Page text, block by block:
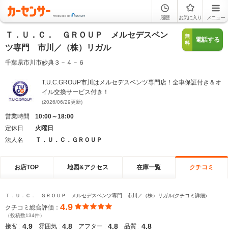
履歴 お気に入り メニュー
Ｔ．Ｕ．Ｃ． ＧＲＯＵＰ メルセデスベン
ツ専門 市川／（株）リガル
千葉県市川市妙典３－４－６
無
料
電話する
T.U.C.GROUP市川はメルセデスベンツ専門店！全車保証付き＆オ
イル交換サービス付き！
(2026/06/29更新)
営業時間
10:00～18:00
定休日
火曜日
法人名
Ｔ．Ｕ．Ｃ．ＧＲＯＵＰ
お店TOP 地図&アクセス 在庫一覧 クチコミ
Ｔ．Ｕ．Ｃ． ＧＲＯＵＰ メルセデスベンツ専門 市川／（株）リガル(クチコミ詳細)
クチコミ総合評価： 4.9
（投稿数134件）
接客 : 4.9 雰囲気 : 4.8 アフター : 4.8 品質 : 4.8